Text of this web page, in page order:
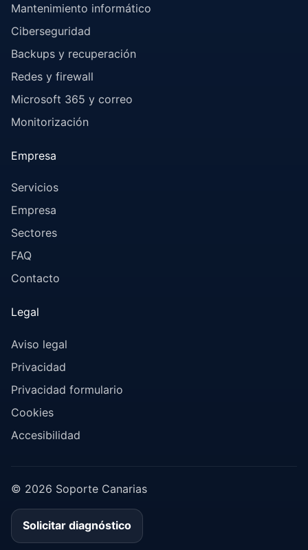
Mantenimiento informático
Ciberseguridad
Backups y recuperación
Redes y firewall
Microsoft 365 y correo
Monitorización
Empresa
Servicios
Empresa
Sectores
FAQ
Contacto
Legal
Aviso legal
Privacidad
Privacidad formulario
Cookies
Accesibilidad
© 2026 Soporte Canarias
Solicitar diagnóstico